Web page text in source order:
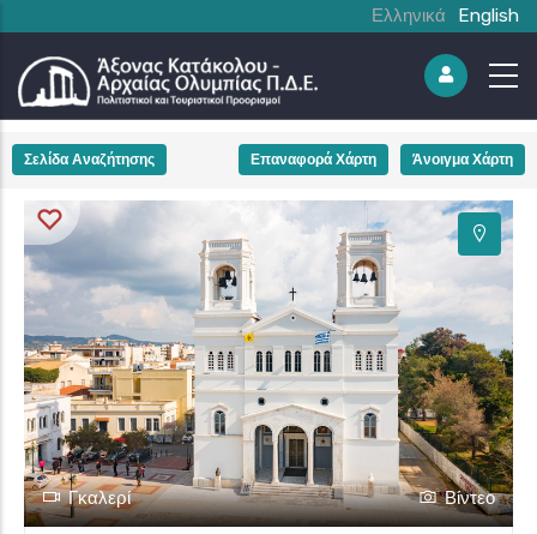
Ελληνικά English
Σελίδα Αναζήτησης Επαναφορά Χάρτη Άνοιγμα Χάρτη
Γκαλερί Βίντεο
+